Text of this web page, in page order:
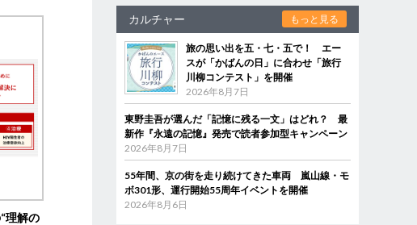
理解の
カルチャー もっと見る
旅の思い出を五・七・五で！ エー
スが「かばんの日」に合わせ「旅行
川柳コンテスト」を開催
2026年8月7日
東野圭吾が選んだ「記憶に残る一文」はどれ？ 最
新作『永遠の記憶』発売で読者参加型キャンペーン
2026年8月7日
55年間、京の街を走り続けてきた車両 嵐山線・モ
ボ301形、運行開始55周年イベントを開催
2026年8月6日